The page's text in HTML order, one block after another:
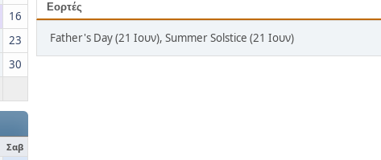
16
23
30
Σαβ
Εορτές
Father's Day (21 Ιουν), Summer Solstice (21 Ιουν)